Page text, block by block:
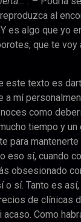
al
es algo que yo
que te voy
este texto es
a mí
como
tiempo y un
para
eso sí, cuando
obsesionado
o sí. Tanto es
de clínicas
Como